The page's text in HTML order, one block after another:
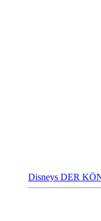
Disneys DER